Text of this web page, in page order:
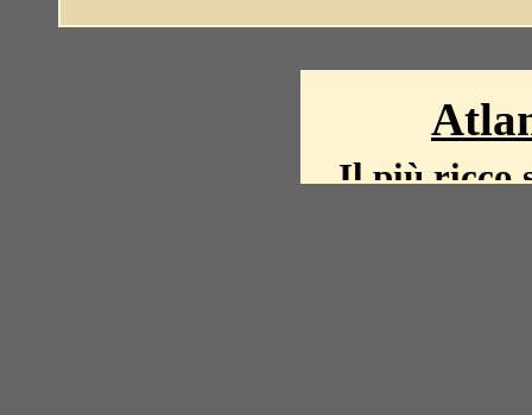
Il più ricco